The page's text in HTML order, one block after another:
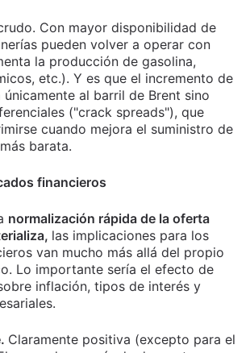
Con mayor disponibilidad de
pueden volver a operar con
la producción de gasolina,
etc.). Y es que el incremento de
al barril de Brent sino
("crack spreads"), que
cuando mejora el suministro de
barata.
financieros
normalización rápida de la oferta
las implicaciones para los
van mucho más allá del propio
Lo importante sería el efecto de
inflación, tipos de interés y
Claramente positiva (excepto para el